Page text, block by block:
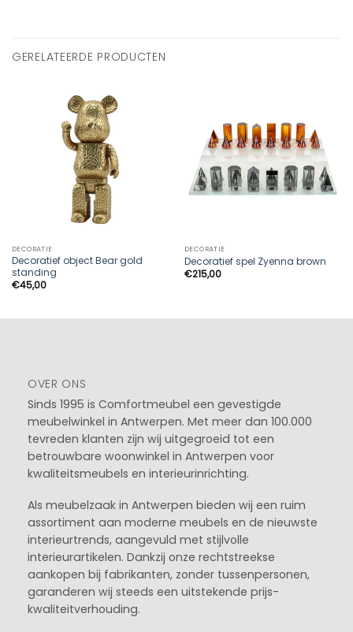
GERELATEERDE PRODUCTEN
DECORATIE
Decoratief object Bear gold
standing
€45,00
DECORATIE
Decoratief spel Zyenna brown
€215,00
OVER ONS
Sinds 1995 is Comfortmeubel een gevestigde
meubelwinkel in Antwerpen. Met meer dan 100.000
tevreden klanten zijn wij uitgegroeid tot een
betrouwbare woonwinkel in Antwerpen voor
kwaliteitsmeubels en interieurinrichting.
Als meubelzaak in Antwerpen bieden wij een ruim
assortiment aan moderne meubels en de nieuwste
interieurtrends, aangevuld met stijlvolle
interieurartikelen. Dankzij onze rechtstreekse
aankopen bij fabrikanten, zonder tussenpersonen,
garanderen wij steeds een uitstekende prijs-
kwaliteitverhouding.